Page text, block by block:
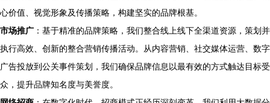
心价值、视觉形象及传播策略，构建坚实的品牌根基。
市场推广 ：基于精准的品牌策略，我们整合线上线下全渠道资源，策划并
执行高效、创新的整合营销传播活动。从内容营销、社交媒体运营、数字
广告投放到公关事件策划，我们确保品牌信息以最有效的方式触达目标受
众，提升品牌知名度与美誉度。